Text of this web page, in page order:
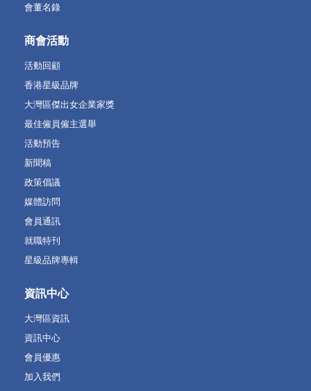
會董名錄
商會活動
活動回顧
香港星級品牌
大灣區傑出女企業家獎
最佳僱員僱主選舉
活動預告
新聞稿
政策倡議
媒體訪問
會員通訊
就職特刊
星級品牌專輯
資訊中心
大灣區資訊
資訊中心
會員優惠
加入我們